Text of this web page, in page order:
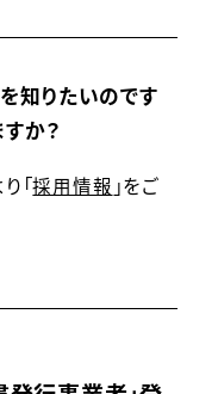
知りたいのです
か？
り「採用情報 」をご